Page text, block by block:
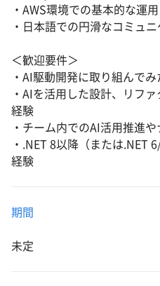
・AWS環境での基本的な運
・日本語での円滑なコミュ
＜歓迎要件＞
・AI駆動開発に取り組んでみ
・AIを活用した設計、リフ
経験
・チーム内でのAI活用推進
・.NET 8以降（または.NET
経験
期間
未定